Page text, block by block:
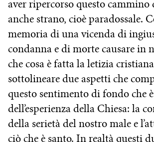
aver ripercorso questo cammino
anche strano, cioè paradossale.
memoria di una vicenda di
condanna e di morte causare in
che cosa è fatta la letizia
sottolineare due aspetti che
questo sentimento di fondo che
dell’esperienza della Chiesa: la
della serietà del nostro male e
ciò che è santo. In realtà questi